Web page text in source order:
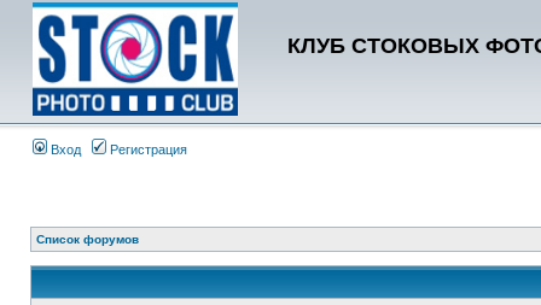
КЛУБ СТОКОВЫХ
Вход Регистрация
Список форумов